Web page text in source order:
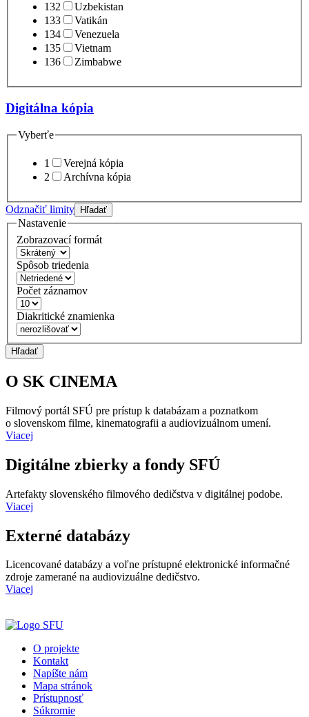
132
Uzbekistan
133
Vatikán
134
Venezuela
135
Vietnam
136
Zimbabwe
Digitálna kópia
Vyberťe
1
Verejná kópia
2
Archívna kópia
Odznačiť limity Hľadať
Nastavenie
Zobrazovací formát
Spôsob triedenia
Počet záznamov
Diakritické znamienka
Hľadať
O SK CINEMA
Filmový portál SFÚ pre prístup k databázam a poznatkom
o slovenskom filme, kinematografii a audiovizuálnom umení.
Viacej
Digitálne zbierky a fondy SFÚ
Artefakty slovenského filmového dedičstva v digitálnej podobe.
Viacej
Externé databázy
Licencované databázy a voľne prístupné elektronické informačné
zdroje zamerané na audiovizuálne dedičstvo.
Viacej
O projekte
Kontakt
Napíšte nám
Mapa stránok
Prístupnosť
Súkromie